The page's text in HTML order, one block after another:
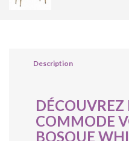
Description
DÉCOUVREZ
COMMODE
BOSQUE